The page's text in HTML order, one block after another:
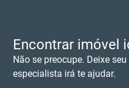
Encontrar imóvel
Não se preocupe. Deixe
especialista irá te ajudar.